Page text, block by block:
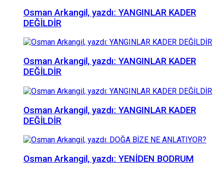
Osman Arkangil, yazdı: YANGINLAR KADER
DEĞİLDİR
Osman Arkangil, yazdı: YANGINLAR KADER
DEĞİLDİR
Osman Arkangil, yazdı: YANGINLAR KADER
DEĞİLDİR
Osman Arkangil, yazdı: YENİDEN BODRUM